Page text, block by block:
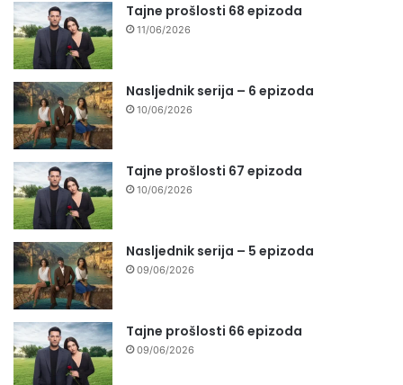
Tajne prošlosti 68 epizoda
11/06/2026
Nasljednik serija – 6 epizoda
10/06/2026
Tajne prošlosti 67 epizoda
10/06/2026
Nasljednik serija – 5 epizoda
09/06/2026
Tajne prošlosti 66 epizoda
09/06/2026